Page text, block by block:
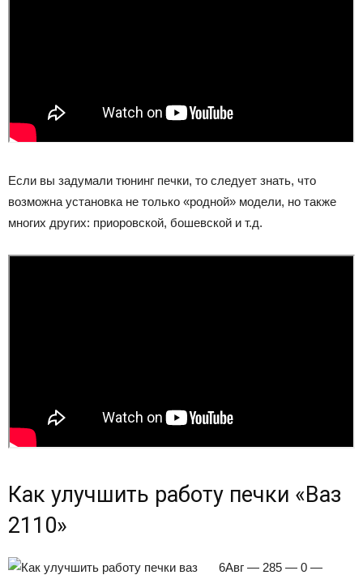
Если вы задумали тюнинг печки, то следует знать, что
возможна установка не только «родной» модели, но также
многих других: приоровской, бошевской и т.д.
Как улучшить работу печки «Ваз
2110»
6Авг — 285 — 0 —